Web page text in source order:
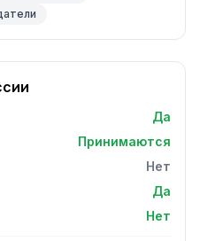
Да
Принимаются
Нет
Да
Нет